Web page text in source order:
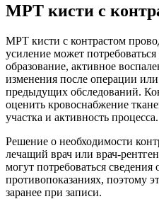
МРТ кисти с
МРТ кисти с контрастом
усиление может
образование, активное
изменения после операции
предыдущих обследований.
оценить кровоснабжение
участка и активность процесса.
Решение о необходимости
лечащий врач или врач-
могут потребоваться
противопоказаниях, поэтому
заранее при записи.